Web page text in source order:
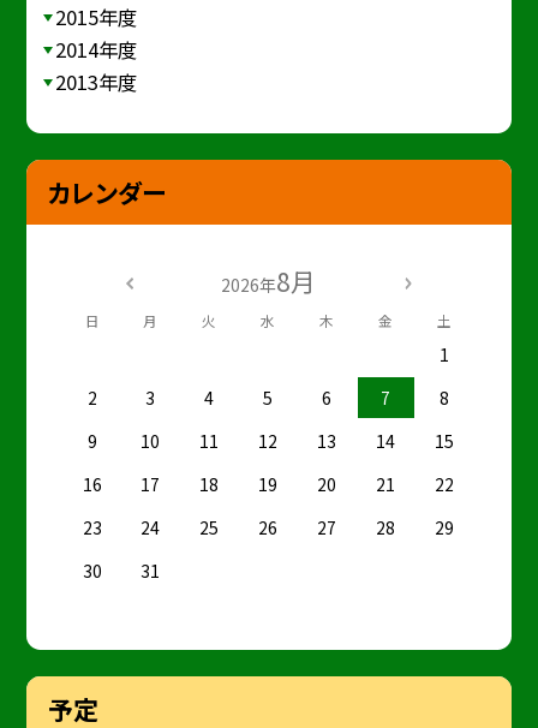
2015年度
2014年度
2013年度
カレンダー
2026年8月
日 月 火 水 木 金 土
1
2
3 4 5 6 7
8
9
10 11 12 13 14
15
16
17 18 19 20 21
22
23
24 25 26 27 28
29
30
31
予定